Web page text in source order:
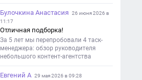
Булочкина Анастасия
26 июня 2026 в
11:17
Отличная подборка!
За 5 лет мы перепробовали 4 таск-
менеджера: обзор руководителя
небольшого контент-агентства
Евгений А 29 мая 2026 в 09:28